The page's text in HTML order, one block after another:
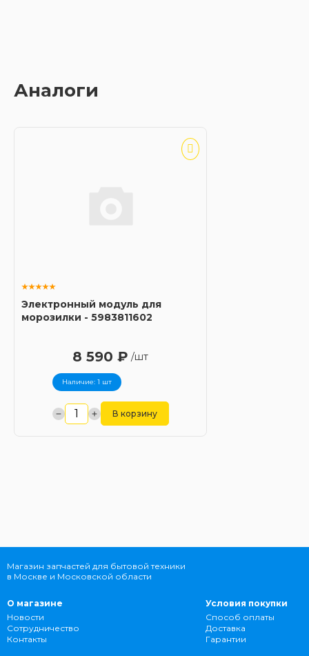
Аналоги
Электронный модуль для
морозилки - 5983811602
8 590 ₽ /шт
Наличие: 1 шт
В корзину
Магазин запчастей для бытовой техники
в Москве и Московской области
О магазине
Новости
Сотрудничество
Контакты
Условия покупки
Способ оплаты
Доставка
Гарантии